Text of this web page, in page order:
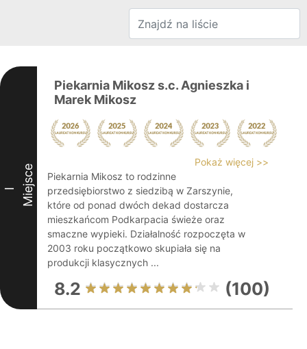
I Miejsce
Piekarnia Mikosz s.c. Agnieszka i
Marek Mikosz
Pokaż więcej >>
Piekarnia Mikosz to rodzinne
przedsiębiorstwo z siedzibą w Zarszynie,
które od ponad dwóch dekad dostarcza
mieszkańcom Podkarpacia świeże oraz
smaczne wypieki. Działalność rozpoczęta w
2003 roku początkowo skupiała się na
produkcji klasycznych ...
8.2 (100)